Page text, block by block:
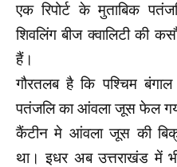
एक रिपोर्ट के मुताबिक
शिवलिंग बीज क्वालिटी की
हैं।
गौरतलब है कि पश्चिम
पतंजलि का आंवला जूस फेल
कैंटीन मे आंवला जूस की
था। इधर अब उत्तराखंड में